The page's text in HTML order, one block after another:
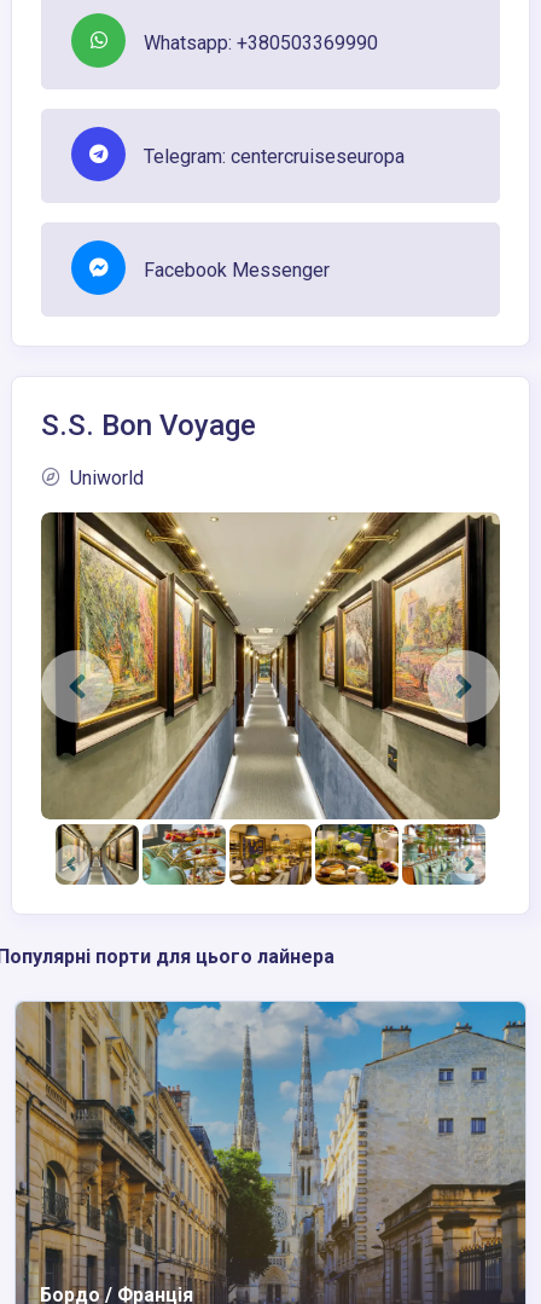
Whatsapp: +380503369990
Telegram: centercruiseseuropa
Facebook Messenger
S.S. Bon Voyage
Uniworld
порти для цього лайнера
Бордо / Франція